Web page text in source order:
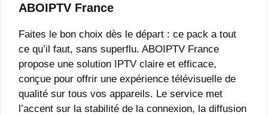
ABOIPTV France
Faites le bon choix dès le départ : ce pack a tout
ce qu’il faut, sans superflu. ABOIPTV France
propose une solution IPTV claire et efficace,
conçue pour offrir une expérience télévisuelle de
qualité sur tous vos appareils. Le service met
l’accent sur la stabilité de la connexion, la diffusion